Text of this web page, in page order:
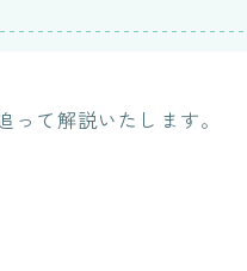
て解説いたします。